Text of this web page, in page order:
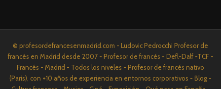
© profesordefrancesenmadrid.com - Ludovic Pedrocchi Profesor de
francés en Madrid desde 2007 - Profesor de francés - Defl-Dalf -TCF -
Francés - Madrid - Todos los niveles - Profesor de francés nativo
(París), con +10 años de experiencia en entornos corporativos - Blog -